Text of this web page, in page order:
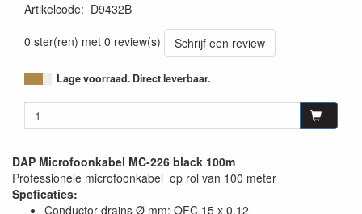
Artikelcode: D9432B
0 ster(ren) met 0 review(s)
Schrijf een review
Lage voorraad. Direct leverbaar.
DAP Microfoonkabel MC-226 black 100m
Professionele microfoonkabel op rol van 100 meter
Speficaties:
Conductor drains Ø mm: OFC 15 x 0,12